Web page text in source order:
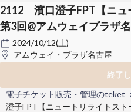
2112 濱口澄子FPT【ニュ
第3回@アムウェイプラザ
2024/10/12(土)
アムウェイ・プラザ名古屋
終了
電子チケット販売・管理のteket
澄子FPT【ニュートリライトス